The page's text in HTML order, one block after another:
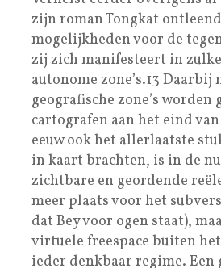
zijn roman Tongkat
mogelijkheden voor de
zij zich manifesteert in
autonome zone’s.13 Daarbij
geografische zone’s worden
cartografen aan het eind
eeuw ook het allerlaatste
in kaart brachten, is in de
zichtbare en geordende
meer plaats voor het
dat Bey voor ogen staat),
virtuele freespace buiten
ieder denkbaar regime. Een